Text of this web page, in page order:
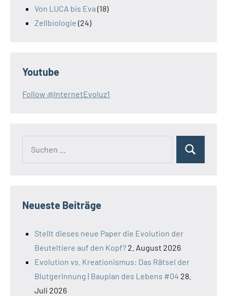
Von LUCA bis Eva (18)
Zellbiologie (24)
Youtube
Follow @InternetEvoluz1
Suchen
Neueste Beiträge
Stellt dieses neue Paper die Evolution der
Beuteltiere auf den Kopf? 2. August 2026
Evolution vs. Kreationismus: Das Rätsel der
Blutgerinnung | Bauplan des Lebens #04 28.
Juli 2026